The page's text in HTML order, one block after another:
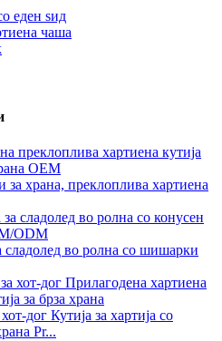
еден ѕид
чаша
храна, преклоплива хартиена
сладолед во ролна со шишарки
дог Кутија за хартија со
Pr...